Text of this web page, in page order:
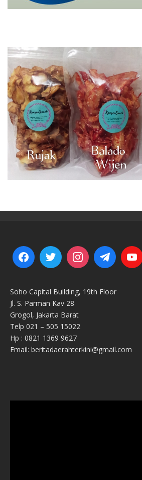
Soho Capital Building, 19th Floor
Jl. S. Parman Kav 28
Grogol, Jakarta Barat
Telp 021 – 505 15022
Hp : 0821 1369 9627
Email: beritadaerahterkini@gmail.com